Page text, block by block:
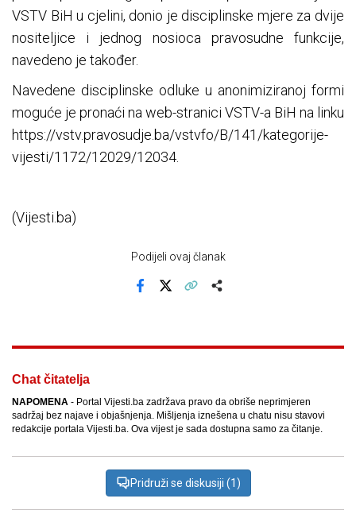
VSTV BiH u cjelini, donio je disciplinske mjere za dvije
nositeljice i jednog nosioca pravosudne funkcije,
navedeno je također.
Navedene disciplinske odluke u anonimiziranoj formi
moguće je pronaći na web-stranici VSTV-a BiH na linku
https://vstv.pravosudje.ba/vstvfo/B/141/kategorije-
vijesti/1172/12029/12034.
(Vijesti.ba)
Podijeli ovaj članak
Chat čitatelja
NAPOMENA - Portal Vijesti.ba zadržava pravo da obriše neprimjeren
sadržaj bez najave i objašnjenja. Mišljenja iznešena u chatu nisu stavovi
redakcije portala Vijesti.ba. Ova vijest je sada dostupna samo za čitanje.
Pridruži se diskusiji (1)